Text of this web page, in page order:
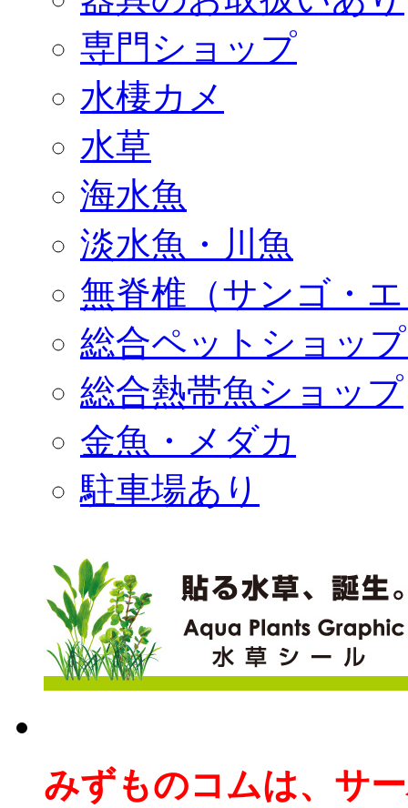
専門ショップ
水棲カメ
水草
海水魚
淡水魚・川魚
無脊椎（サンゴ・
総合ペットショッ
総合熱帯魚ショップ
金魚・メダカ
駐車場あり
みずものコムは、サ